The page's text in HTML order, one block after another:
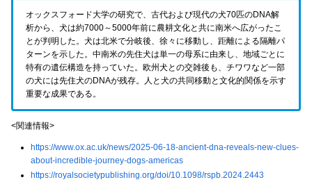
オックスフォード大学の研究で、古代および現代の犬70匹のDNA解
析から、犬は約7000～5000年前に農耕文化と共に南米へ広がったこ
とが判明した。犬は北米で分岐後、徐々に移動し、距離による隔離パ
ターンを示した。中南米の先住犬は単一の母系に由来し、地域ごとに
特有の遺伝構造を持っていた。欧州犬との交雑後も、チワワなど一部
の犬には先住犬のDNAが残存。人と犬の共同移動と文化的関係を示す
重要な成果である。
<関連情報>
https://www.ox.ac.uk/news/2025-06-18-ancient-dna-reveals-new-clues-
about-incredible-journey-dogs-americas
https://royalsocietypublishing.org/doi/10.1098/rspb.2024.2443